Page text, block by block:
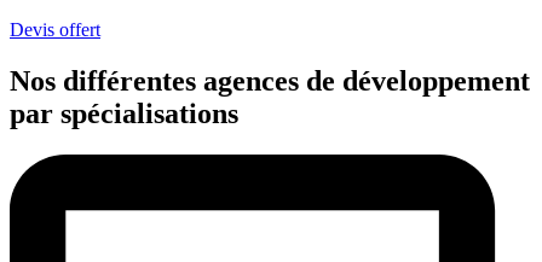
Devis offert
Nos différentes agences de développement
par spécialisations